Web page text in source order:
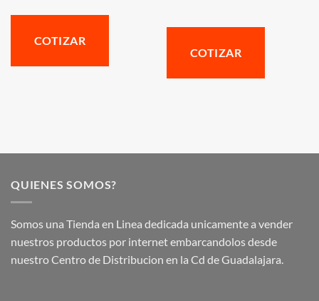
COTIZAR
COTIZAR
QUIENES SOMOS?
Somos una Tienda en Linea dedicada unicamente a vender
nuestros productos por internet embarcandolos desde
nuestro Centro de Distribucion en la Cd de Guadalajara.